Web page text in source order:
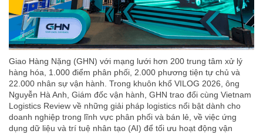
Giao Hàng Nặng (GHN) với mạng lưới hơn 200 trung tâm xử lý
hàng hóa, 1.000 điểm phân phối, 2.000 phương tiện tự chủ và
22.000 nhân sự vận hành. Trong khuôn khổ VILOG 2026, ông
Nguyễn Hà Anh, Giám đốc vận hành, GHN trao đổi cùng Vietnam
Logistics Review về những giải pháp logistics nổi bật dành cho
doanh nghiệp trong lĩnh vực phân phối và bán lẻ, về việc ứng
dụng dữ liệu và trí tuệ nhân tạo (AI) để tối ưu hoạt động vận